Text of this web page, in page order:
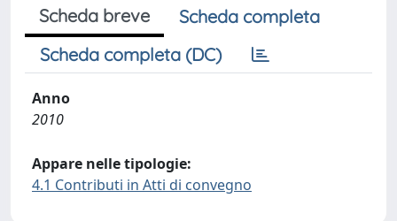
Scheda breve
Scheda completa
Scheda completa (DC)
Anno
2010
Appare nelle tipologie:
4.1 Contributi in Atti di convegno